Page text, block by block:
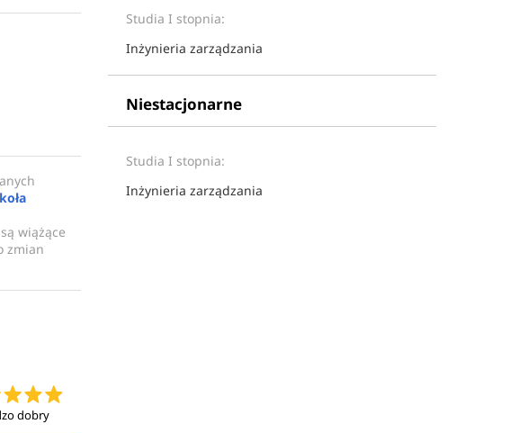
wiążące
zmian
dobry
Studia I stopnia:
Inżynieria zarządzania
Niestacjonarne
Studia I stopnia:
Inżynieria zarządzania